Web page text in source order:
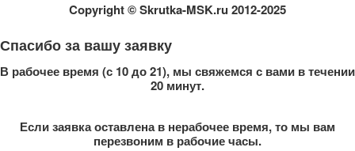
Copyright© Skrutka-MSK.ru 2012-2025
Спасибо за вашу заявку
В рабочее время (с 10 до 21), мы свяжемся с вами в течении
20 минут.
Если заявка оставлена в нерабочее время, то мы вам
перезвоним в рабочие часы.